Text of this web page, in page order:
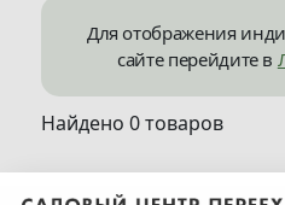
Для отображения
сайте перейдите в
Найдено 0 товаров